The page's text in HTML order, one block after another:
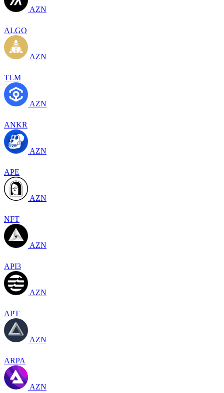
AZN
ALGO
AZN
TLM
AZN
ANKR
AZN
APE
AZN
NFT
AZN
API3
AZN
APT
AZN
ARPA
AZN